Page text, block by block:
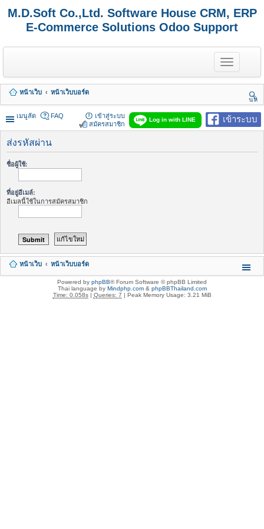
M.D.Soft Co.,Ltd. Software House CRM, ERP
E-Commerce Solutions Odoo Support
T
o
g
e
n
a
v
g
หน้าเว็บ
หน้าเว็บบอร์ด
นห
า
เมนูลัด
เข้าระบบ
Log in with LINE
FAQ
เข้าสู่ระบบ
สมัครสมาชิก
ส่งรหัสผ่าน
ชื่อผู้ใช้:
ที่อยู่อีเมล์:
อีเมลนี้ใช้ในการสมัครสมาชิก
หน้าเว็บ หน้าเว็บบอร์ด
Powered by phpBB® Forum Software © phpBB Limited
Thai language by Mindphp.com& phpBBThailand.com
Time: 0.058s| Queries: 7 | Peak Memory Usage: 3.21 MiB